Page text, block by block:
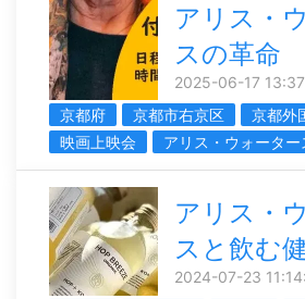
アリス・
スの革命
2025-06-17
京都府
京都市右京区
京都外
映画上映会
アリス・ウォーター
アリス・
スと飲む
2024-07-23